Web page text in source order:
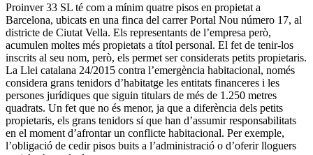
Proinver 33 SL té com a mínim quatre pisos en propietat a
Barcelona, ubicats en una finca del carrer Portal Nou número 17, al
districte de Ciutat Vella. Els representants de l’empresa però,
acumulen moltes més propietats a títol personal. El fet de tenir-los
inscrits al seu nom, però, els permet ser considerats petits propietaris.
La Llei catalana 24/2015 contra l’emergència habitacional, només
considera grans tenidors d’habitatge les entitats financeres i les
persones jurídiques que siguin titulars de més de 1.250 metres
quadrats. Un fet que no és menor, ja que a diferència dels petits
propietaris, els grans tenidors sí que han d’assumir responsabilitats
en el moment d’afrontar un conflicte habitacional. Per exemple,
l’obligació de cedir pisos buits a l’administració o d’oferir lloguers